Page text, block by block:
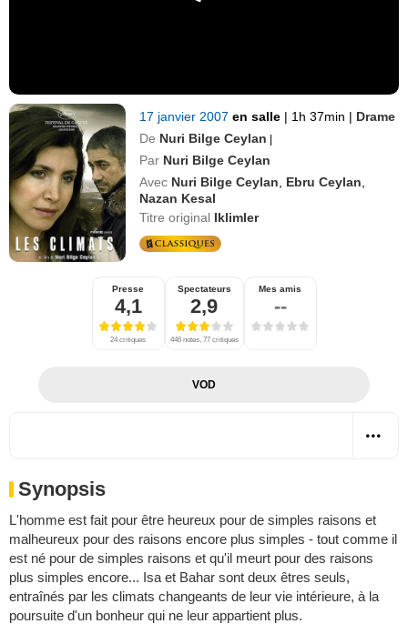
17 janvier 2007en salle | 1h 37min | Drame
De Nuri Bilge Ceylan |
Par Nuri Bilge Ceylan
Avec Nuri Bilge Ceylan Ebru Ceylan
Nazan Kesal
Titre original Iklimler
Presse
4,1
24 critiques
Spectateurs
2,9
446 notes, 77 critiques
Mes amis
--
VOD
Synopsis
L'homme est fait pour être heureux pour de simples raisons et
malheureux pour des raisons encore plus simples - tout comme il
est né pour de simples raisons et qu'il meurt pour des raisons
plus simples encore... Isa et Bahar sont deux êtres seuls,
entraînés par les climats changeants de leur vie intérieure, à la
poursuite d'un bonheur qui ne leur appartient plus.